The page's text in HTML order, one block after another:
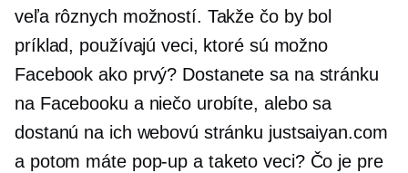
veľa rôznych možností. Takže čo by bol
príklad, používajú veci, ktoré sú možno
Facebook ako prvý? Dostanete sa na stránku
na Facebooku a niečo urobíte, alebo sa
dostanú na ich webovú stránku justsaiyan.com
a potom máte pop-up a taketo veci? Čo je pre